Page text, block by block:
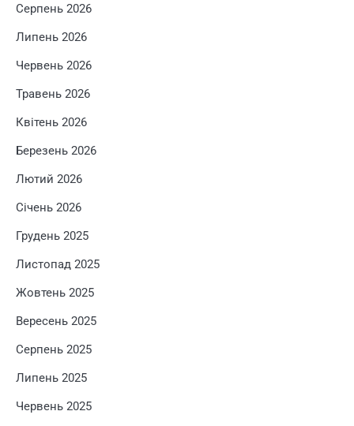
Серпень 2026
Липень 2026
Червень 2026
Травень 2026
Квітень 2026
Березень 2026
Лютий 2026
Січень 2026
Грудень 2025
Листопад 2025
Жовтень 2025
Вересень 2025
Серпень 2025
Липень 2025
Червень 2025